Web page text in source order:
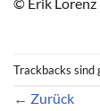
Trackbacks sind
← Zurück